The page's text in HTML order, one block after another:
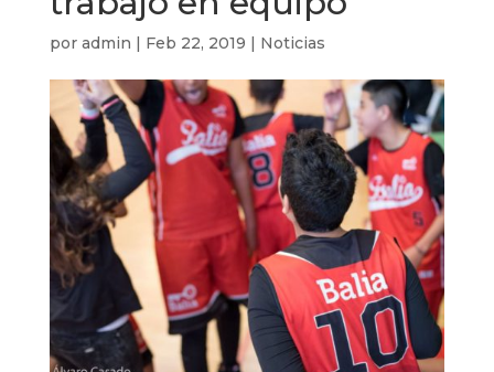
por admin | Feb 22, 2019 | Noticias